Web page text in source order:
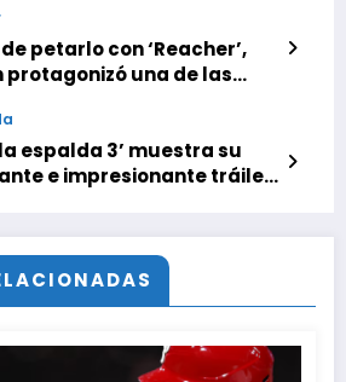
petarlo con ‘Reacher’,
protagonizó una de las
sólo de cuello para
espalda 3’ muestra su
e impresionante tráiler,